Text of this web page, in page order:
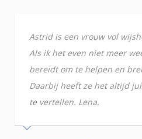
Astrid is een vrouw vol
Als ik het even niet meer
bereidt om te helpen en
Daarbij heeft ze het altijd
te vertellen. Lena.